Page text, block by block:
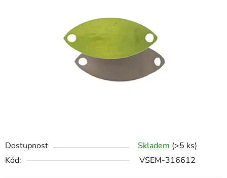
Dostupnost Skladem (>5 ks)
Kód:
VSEM-316612